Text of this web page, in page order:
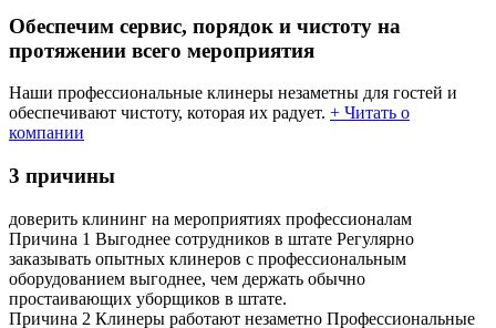
Обеспечим сервис, порядок и чистоту на
протяжении всего мероприятия
Наши профессиональные клинеры незаметны для гостей и
обеспечивают чистоту, которая их радует. + Читать о
компании
3 причины
доверить клининг на мероприятиях профессионалам
Причина 1 Выгоднее сотрудников в штате Регулярно
заказывать опытных клинеров с профессиональным
оборудованием выгоднее, чем держать обычно
простаивающих уборщиков в штате.
Причина 2 Клинеры работают незаметно Профессиональные